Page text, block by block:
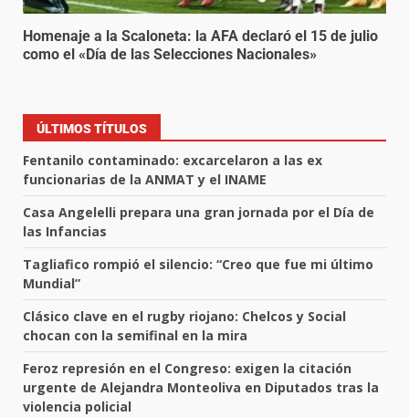
Homenaje a la Scaloneta: la AFA declaró el 15 de julio
como el «Día de las Selecciones Nacionales»
ÚLTIMOS TÍTULOS
Fentanilo contaminado: excarcelaron a las ex
funcionarias de la ANMAT y el INAME
Casa Angelelli prepara una gran jornada por el Día de
las Infancias
Tagliafico rompió el silencio: “Creo que fue mi último
Mundial”
Clásico clave en el rugby riojano: Chelcos y Social
chocan con la semifinal en la mira
Feroz represión en el Congreso: exigen la citación
urgente de Alejandra Monteoliva en Diputados tras la
violencia policial